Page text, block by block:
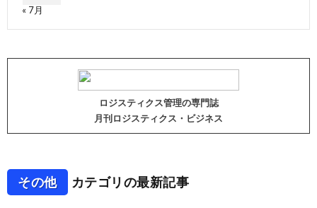
« 7月
ロジスティクス管理の専門誌
月刊ロジスティクス・ビジネス
その他 カテゴリの最新記事